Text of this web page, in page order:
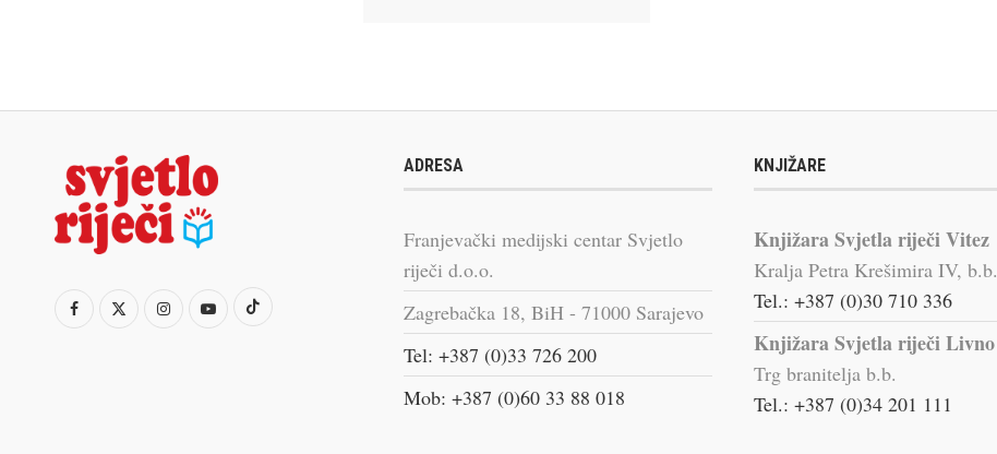
ADRESA
Franjevački medijski centar Svjetlo
riječi d.o.o.
Zagrebačka 18, BiH - 71000 Sarajevo
Tel: +387 (0)33 726 200
Mob: +387 (0)60 33 88 018
KNJIŽARE
Knjižara Svjetla riječi Vitez
Kralja Petra Krešimira IV, b.b.
Tel.: +387 (0)30 710 336
Knjižara Svjetla riječi Livno
Trg branitelja b.b.
Tel.: +387 (0)34 201 111